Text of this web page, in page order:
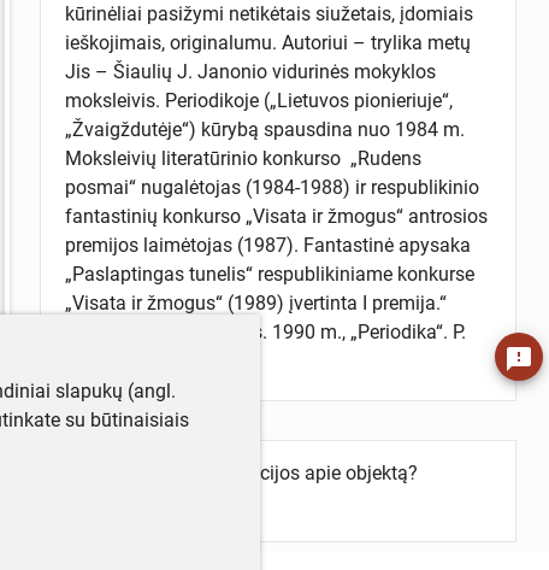
kūrinėliai pasižymi netikėtais siužetais, įdomiais
ieškojimais, originalumu. Autoriui – trylika metų
Jis – Šiaulių J. Janonio vidurinės mokyklos
moksleivis. Periodikoje („Lietuvos pionieriuje“,
„Žvaigždutėje“) kūrybą spausdina nuo 1984 m.
Moksleivių literatūrinio konkurso „Rudens
posmai“ nugalėtojas (1984-1988) ir respublikinio
fantastinių konkurso „Visata ir žmogus“ antrosios
premijos laimėtojas (1987). Fantastinė apysaka
„Paslaptingas tunelis“ respublikiniame konkurse
„Visata ir žmogus“ (1989) įvertinta I premija.“
(Peleckis M. Vienaragis. 1990 m., „Periodika“. P.
Turite daugiau informacijos apie objektą?
feedback
slapukų (angl.
su būtinaisiais